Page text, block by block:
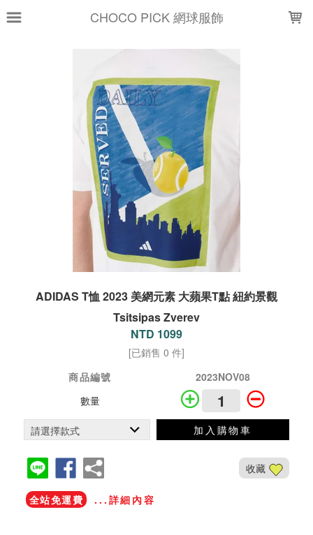
CHOCO PICK 網球服飾
ADIDAS T恤 2023 美網元素 大蘋果T點 紐約景觀
Tsitsipas Zverev
NTD 1099
[已銷售 0 件]
商品編號
2023NOV08
數量
加入購物車
收藏
全站免運費 ...詳細內容